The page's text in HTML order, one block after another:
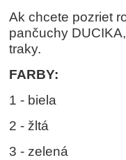
Ak chcete pozriet
pančuchy
traky.
FARBY:
1 - biela
2 - žltá
3 - zelená